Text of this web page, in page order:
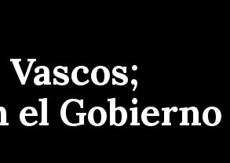
el Gobierno